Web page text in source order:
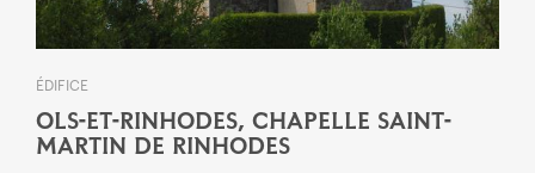
ÉDIFICE
OLS-ET-RINHODES, CHAPELLE SAINT-
MARTIN DE RINHODES